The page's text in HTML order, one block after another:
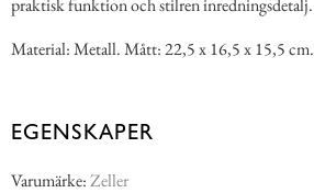
praktisk funktion och stilren inredningsdetalj.
Material: Metall. Mått: 22,5 x 16,5 x 15,5 cm.
EGENSKAPER
Varumärke:Zeller